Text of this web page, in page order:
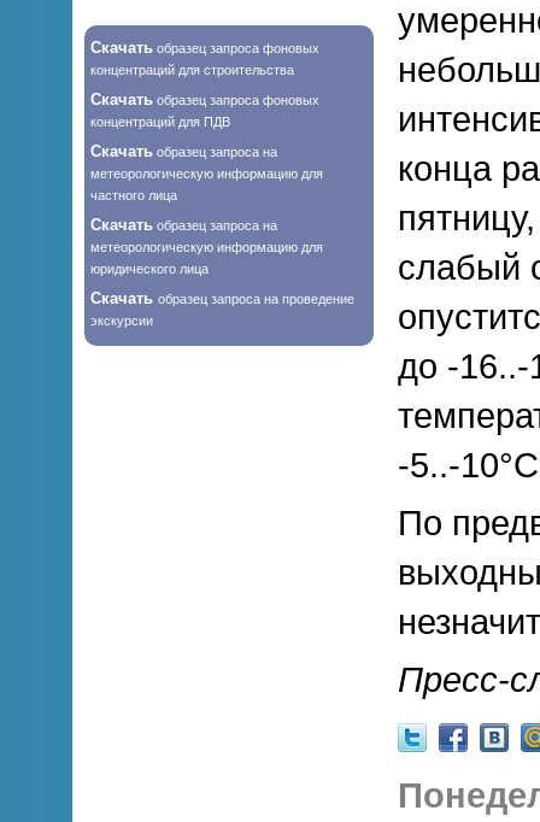
Скачать образец запроса фоновых
концентраций для строительства
Скачать образец запроса фоновых
концентраций для ПДВ
Скачать образец запроса на
метеорологическую информацию для
частного лица
Скачать образец запроса на
метеорологическую информацию для
юридического лица
Скачать образец запроса на проведение
экскурсии
конца
слабый
до -
-5..-
По
Пресс-